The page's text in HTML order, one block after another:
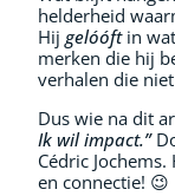
helderheid
Hij gelóóftin
merken die hij
verhalen die
Dus wie na dit
Ik wil impact.”
Cédric
en connectie! 😉